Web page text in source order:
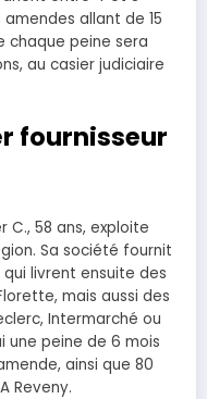
allant de 15
chaque peine sera
au casier judiciaire
fournisseur
C., 58 ans, exploite
Sa société fournit
livrent ensuite des
mais aussi des
Intermarché ou
une peine de 6 mois
ainsi que 80
Reveny.